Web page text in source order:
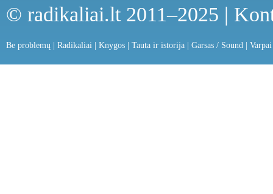
© radikaliai.lt 2011–2025 |
Be problemų Radikaliai Knygos Tauta ir istorija Garsas / Sound Varpai